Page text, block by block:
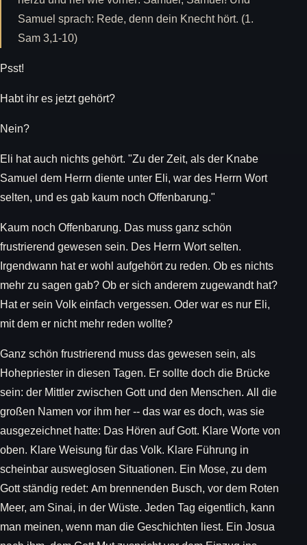
Samuel sprach: Rede, denn dein Knecht hört. (1.
Sam 3,1-10)
Psst!
Habt ihr es jetzt gehört?
Nein?
Eli hat auch nichts gehört. "Zu der Zeit, als der Knabe
Samuel dem Herrn diente unter Eli, war des Herrn Wort
selten, und es gab kaum noch Offenbarung."
Kaum noch Offenbarung. Das muss ganz schön
frustrierend gewesen sein. Des Herrn Wort selten.
Irgendwann hat er wohl aufgehört zu reden. Ob es nichts
mehr zu sagen gab? Ob er sich anderem zugewandt hat?
Hat er sein Volk einfach vergessen. Oder war es nur Eli,
mit dem er nicht mehr reden wollte?
Ganz schön frustrierend muss das gewesen sein, als
Hohepriester in diesen Tagen. Er sollte doch die Brücke
sein: der Mittler zwischen Gott und den Menschen. All die
großen Namen vor ihm her -- das war es doch, was sie
ausgezeichnet hatte: Das Hören auf Gott. Klare Worte von
oben. Klare Weisung für das Volk. Klare Führung in
scheinbar ausweglosen Situationen. Ein Mose, zu dem
Gott ständig redet: Am brennenden Busch, vor dem Roten
Meer, am Sinai, in der Wüste. Jeden Tag eigentlich, kann
man meinen, wenn man die Geschichten liest. Ein Josua